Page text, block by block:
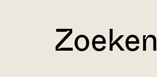
Zoeken